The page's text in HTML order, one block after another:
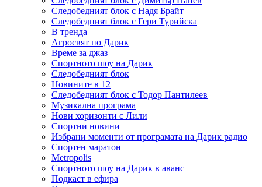
Следобедният блок с Надя Брайт
Следобедният блок с Гери Турийска
В тренда
Агросвят по Дарик
Време за джаз
Спортното шоу на Дарик
Следобедният блок
Новините в 12
Следобедният блок с Тодор Пантилеев
Музикална програма
Нови хоризонти с Лили
Спортни новини
Избрани моменти от програмата на Дарик радио
Спортен маратон
Metropolis
Спортното шоу на Дарик в аванс
Подкаст в ефира